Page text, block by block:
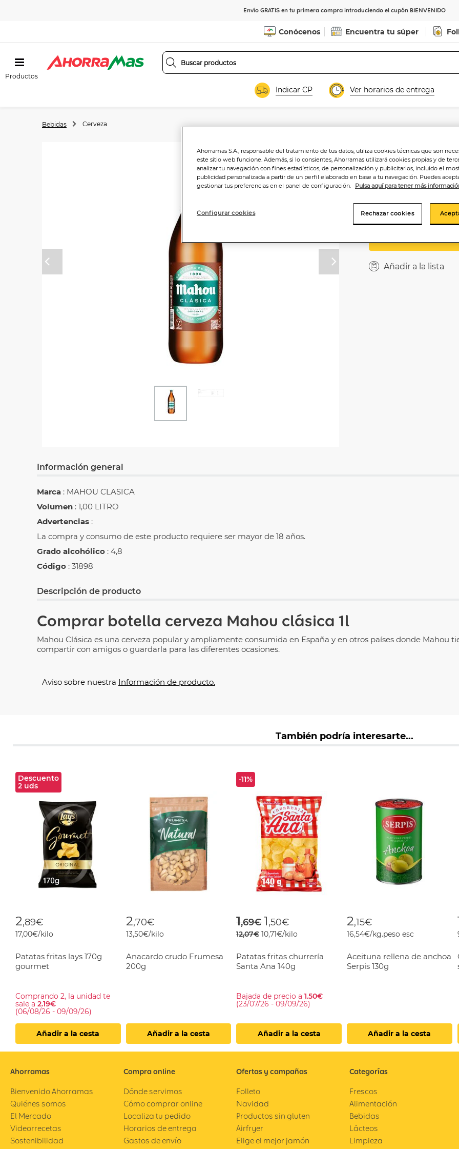
Envío GRATIS en tu primera compra introduciendo el cupón BIENVENIDO
Conócenos Encuentra tu súper
Productos
Indicar CP Ver horarios de entrega
Bebidas Cerveza
Anterior Próximo
Cerveza rubia
1,82€/litro
Añadir a la
Añadir a la lista
Información general
Marca : MAHOU CLASICA
Volumen : 1,00 LITRO
Advertencias :
La compra y consumo de este producto requiere ser mayor de 18 años.
Grado alcohólico : 4,8
Código : 31898
Descripción de producto
Comprar botella cerveza Mahou clásica 1l
Mahou Clásica es una cerveza popular y ampliamente consumida en España y en otros países donde Mahou
compartir con amigos o guardarla para las diferentes ocasiones.
Aviso sobre nuestra Información de producto.
También podría interesarte...
Descuento
2 uds
2,89€
17,00€/kilo
Patatas fritas lays 170g
gourmet
Comprando 2, la unidad te
sale a 2.19€
(06/08/26 - 09/09/26)
Añadir a la cesta
2,70€
13,50€/kilo
Anacardo crudo Frumesa
200g
Añadir a la cesta
-11%
Price reduced from
1,69€to
1,50€
12,07€ 10,71€/kilo
Patatas fritas churrería
Santa Ana 140g
Bajada de precio a1.50€
(23/07/26 - 09/09/26)
Añadir a la cesta
2,15€
16,54€/kg.peso esc
Aceituna rellena de anchoa
Serpis 130g
Añadir a la cesta
Ahorramas
Bienvenido Ahorramas
Quiénes somos
El Mercado
Videorrecetas
Sostenibilidad
Compra online
Dónde servimos
Cómo comprar online
Localiza tu pedido
Horarios de entrega
Gastos de envío
Ofertas y campañas
Folleto
Navidad
Productos sin gluten
Airfryer
Elige el mejor jamón
Categorías
Frescos
Alimentación
Bebidas
Lácteos
Limpieza
Ahorramas S.A., responsable del tratamiento de tus datos, utiliza cookies técnicas que son
este sitio web funcione. Además, si lo consientes, Ahorramas utilizará cookies propias y de
analizar tu navegación con fines estadísticos, de personalización y publicitarios, incluido el
publicidad personalizada a partir de un perfil elaborado en base a tu navegación. Puedes
gestionar tus preferencias en el panel de configuración.
Pulsa aquí para tener más
Configurar cookies Rechazar cookies